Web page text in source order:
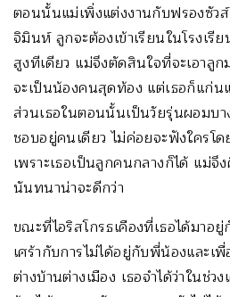
ตอนนั้นแม่เพิ่งแต่งงานกับฟรองซัวส์
จิมินห์ ลูกจะต้องเข้าเรียนในโรงเรี
สูงทีเดียว แม่จึงตัดสินใจที่จะเอาลู
จะเป็นน้องคนสุดท้อง แต่เธอก็แก่น
ส่วนเธอในตอนนั้นเป็นวัยรุ่นผอมบ
ชอบอยู่คนเดียว ไม่ค่อยจะฟังใครโด
เพราะเธอเป็นลูกคนกลางก็ได้ แม่จึ
นันทนาน่าจะดีกว่า
ขณะที่ไอริสโกรธเคืองที่เธอได้มาอ
เศร้ากับการไม่ได้อยู่กับพี่น้องและเ
ต่างบ้านต่างเมือง เธอจำได้ว่าในช่ว